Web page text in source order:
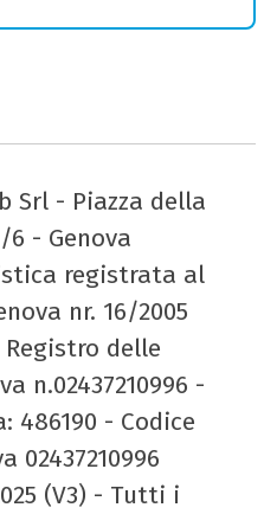
Srl - Piazza della
- Genova
registrata al
nr. 16/2005
delle
n.02437210996 -
486190 - Codice
02437210996
(V3) - Tutti i